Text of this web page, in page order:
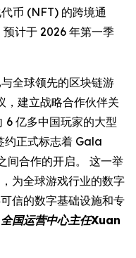
币 (NFT) 的跨境通
计于 2026 年第一季
全球领先的区块链游
建立战略合作伙伴关
6 亿多中国玩家的大型
约正式标志着 Gala
间合作的开启。 这一举
为全球游戏行业的数字
信的数字基础设施和专
国运营中心主任Xuan